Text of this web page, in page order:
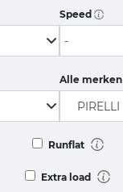
Speed
Alle merken
Runflat
Extra load